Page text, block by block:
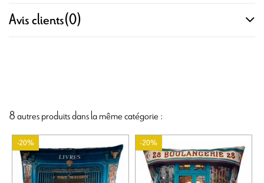
Avis clients(0)
8 autres produits dans la même catégorie :
-20% -20%